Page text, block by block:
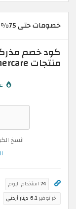
خصومات حتى 75% + كوبون 10%
منتجات Mothercare
انسخ
74 استخدام اليوم
اخر توفير6.1 دينار أردني